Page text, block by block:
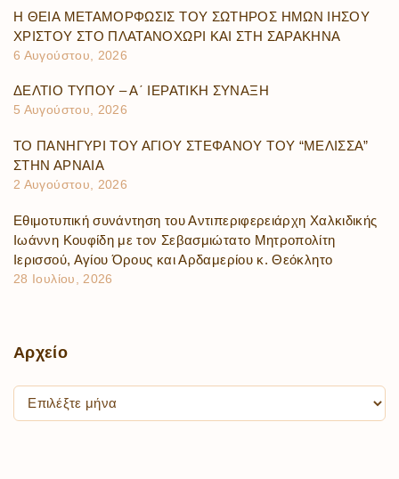
Η ΘΕΙΑ ΜΕΤΑΜΟΡΦΩΣΙΣ ΤΟΥ ΣΩΤΗΡΟΣ ΗΜΩΝ ΙΗΣΟΥ
ΧΡΙΣΤΟΥ ΣΤΟ ΠΛΑΤΑΝΟΧΩΡΙ ΚΑΙ ΣΤΗ ΣΑΡΑΚΗΝΑ
6 Αυγούστου, 2026
ΔΕΛΤΙΟ ΤΥΠΟΥ – Α΄ ΙΕΡΑΤΙΚΗ ΣΥΝΑΞΗ
5 Αυγούστου, 2026
ΤΟ ΠΑΝΗΓΥΡΙ ΤΟΥ ΑΓΙΟΥ ΣΤΕΦΑΝΟΥ ΤΟΥ “ΜΕΛΙΣΣΑ”
ΣΤΗΝ ΑΡΝΑΙΑ
2 Αυγούστου, 2026
Εθιμοτυπική συνάντηση του Αντιπεριφερειάρχη Χαλκιδικής
Ιωάννη Κουφίδη με τον Σεβασμιώτατο Μητροπολίτη
Ιερισσού, Αγίου Όρους και Αρδαμερίου κ. Θεόκλητο
28 Ιουλίου, 2026
Αρχείο